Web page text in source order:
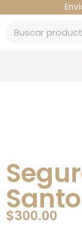
Santo
$300.00